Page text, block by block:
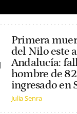
Primera
del Nilo este
Andalucía:
hombre de
ingresado en
Julia Senra